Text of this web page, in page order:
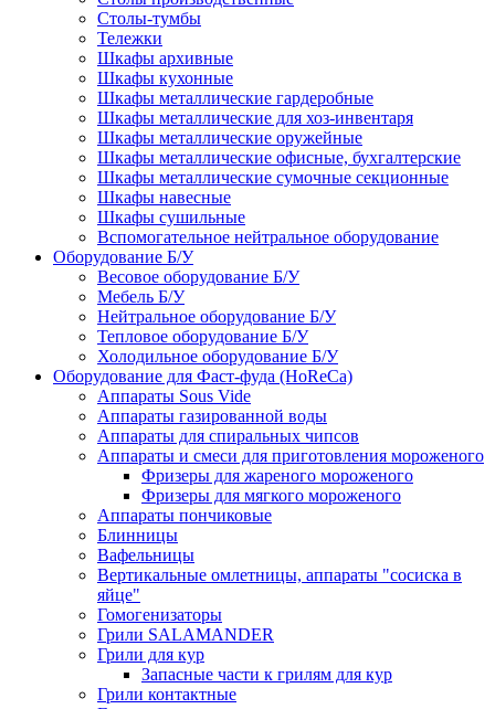
Столы-тумбы
Тележки
Шкафы архивные
Шкафы кухонные
Шкафы металлические гардеробные
Шкафы металлические для хоз-инвентаря
Шкафы металлические оружейные
Шкафы металлические офисные, бухгалтерские
Шкафы металлические сумочные секционные
Шкафы навесные
Шкафы сушильные
Вспомогательное нейтральное оборудование
Оборудование Б/У
Весовое оборудование Б/У
Мебель Б/У
Нейтральное оборудование Б/У
Тепловое оборудование Б/У
Холодильное оборудование Б/У
Оборудование для Фаст-фуда (HoReCa)
Аппараты Sous Vide
Аппараты газированной воды
Аппараты для спиральных чипсов
Аппараты и смеси для приготовления мороженого
Фризеры для жареного мороженого
Фризеры для мягкого мороженого
Аппараты пончиковые
Блинницы
Вафельницы
Вертикальные омлетницы, аппараты "сосиска в
яйце"
Гомогенизаторы
Грили SALAMANDER
Грили для кур
Запасные части к грилям для кур
Грили контактные